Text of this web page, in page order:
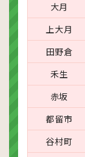
大月
上大月
田野倉
禾生
赤坂
都留市
谷村町